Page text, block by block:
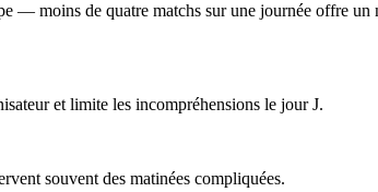
— moins de quatre matchs sur une journée offre un
et limite les incompréhensions le jour J.
souvent des matinées compliquées.